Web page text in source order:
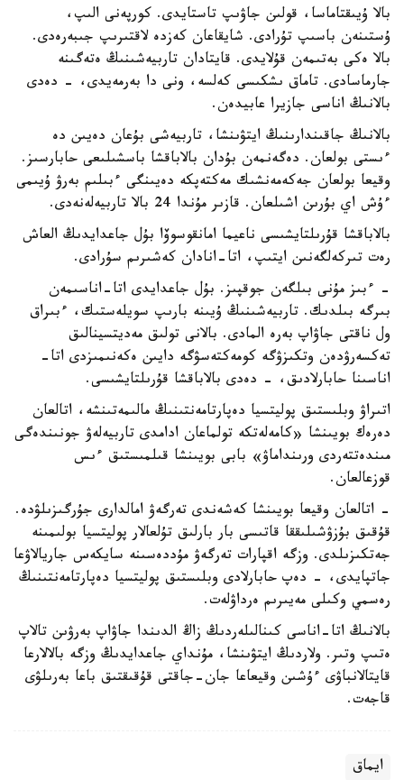
بالا ۇيىقتاماسا، قولىن جاۋىپ تاستايدى. كورپەنى الىپ،
ۇستىنەن باسىپ تۇرادى. شايقاعان كەزدە لاقتىرىپ جىبەرەدى.
بالا ەكى بەتىمەن قۇلايدى. قايتادان تاربيەشىنىڭ ەتەگىنە
جارماسادى. تاماق ىشكىسى كەلسە، ونى دا بەرمەيدى، - دەدى
بالانىڭ اناسى جازيرا عابيدەن.
بالانىڭ جاقىندارىنىڭ ايتۋىنشا، تاربيەشى بۇعان دەيىن دە
ءىستى بولعان. دەگەنمەن بۇدان بالاباقشا باسشىلىعى حابارسىز.
وقيعا بولعان جەكەمەنشىك مەكتەپكە دەيىنگى ءبىلىم بەرۋ ۇيىمى
ءۇش اي بۇرىن اشىلعان. قازىر مۇندا 24 بالا تاربيەلەنەدى.
بالاباقشا قۇرىلتايشىسى ناعيما امانقوسوۆا بۇل جاعدايدىڭ العاش
رەت تىركەلگەنىن ايتىپ، اتا-انادان كەشىرىم سۇرادى.
- ءبىز مۇنى بىلگەن جوقپىز. بۇل جاعدايدى اتا-اناسىمەن
بىرگە بىلدىك. تاربيەشىنىڭ ۇيىنە بارىپ سويلەستىك، ءبىراق
ول ناقتى جاۋاپ بەرە المادى. بالانى تولىق مەديتسينالىق
تەكسەرۋدەن وتكىزۋگە كومەكتەسۋگە دايىن ەكەنىمىزدى اتا-
اناسىنا حابارلادىق، - دەدى بالاباقشا قۇرىلتايشىسى.
اتىراۋ وبلىستىق پوليتسيا دەپارتامەنتىنىڭ مالىمەتىنشە، اتالعان
دەرەك بويىنشا «كامەلەتكە تولماعان ادامدى تاربيەلەۋ جونىندەگى
مىندەتتەردى ورىنداماۋ» بابى بويىنشا قىلمىستىق ءىس
قوزعالعان.
- اتالعان وقيعا بويىنشا كەشەندى تەرگەۋ امالدارى جۇرگىزىلۋدە.
قۇقىق بۇزۋشىلىققا قاتىسى بار بارلىق تۇلعالار پوليتسيا بولىمىنە
جەتكىزىلدى. وزگە اقپارات تەرگەۋ مۇددەسىنە سايكەس جاريالاۋعا
جاتپايدى، - دەپ حابارلادى وبلىستىق پوليتسيا دەپارتامەنتىنىڭ
رەسمي وكىلى مەيىرىم ەرداۋلەت.
بالانىڭ اتا-اناسى كىنالىلەردىڭ زاڭ الدىندا جاۋاپ بەرۋىن تالاپ
ەتىپ وتىر. ولاردىڭ ايتۋىنشا، مۇنداي جاعدايدىڭ وزگە بالالارعا
قايتالانباۋى ءۇشىن وقيعاعا جان-جاقتى قۇقىقتىق باعا بەرىلۋى
قاجەت.
ايماق